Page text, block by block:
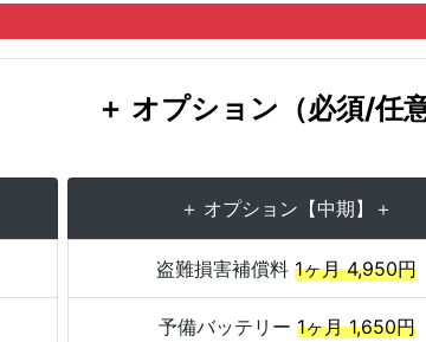
＋ オプション（必須/任
＋ オプション【中期】＋
盗難損害補償料 1ヶ月 4,950円
予備バッテリー 1ヶ月 1,650円